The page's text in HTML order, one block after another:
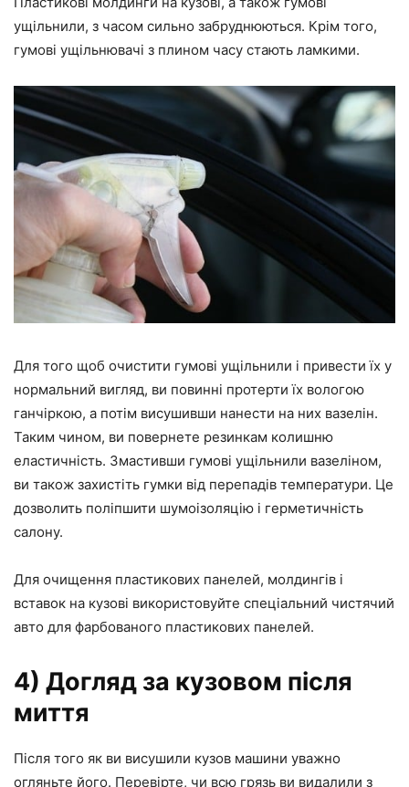
ущільнили, з часом сильно забруднюються. Крім того,
гумові ущільнювачі з плином часу стають ламкими.
Для того щоб очистити гумові ущільнили і привести їх у
нормальний вигляд, ви повинні протерти їх вологою
ганчіркою, а потім висушивши нанести на них вазелін.
Таким чином, ви повернете резинкам колишню
еластичність. Змастивши гумові ущільнили вазеліном,
ви також захистіть гумки від перепадів температури. Це
дозволить поліпшити шумоізоляцію і герметичність
салону.
Для очищення пластикових панелей, молдингів і
вставок на кузові використовуйте спеціальний чистячий
авто для фарбованого пластикових панелей.
4) Догляд за кузовом після
миття
Після того як ви висушили кузов машини уважно
огляньте його. Перевірте, чи всю грязь ви видалили з